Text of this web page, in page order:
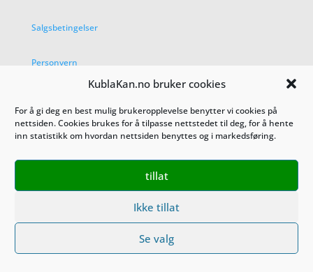
KublaKan.no bruker cookies
For å gi deg en best mulig brukeropplevelse benytter vi cookies på
nettsiden. Cookies brukes for å tilpasse nettstedet til deg, for å hente
inn statistikk om hvordan nettsiden benyttes og i markedsføring.
tillat
Ikke tillat
Se valg
Salgsbetingelser
Personvern